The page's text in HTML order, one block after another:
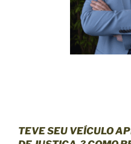
TEVE SEU VEÍCULO